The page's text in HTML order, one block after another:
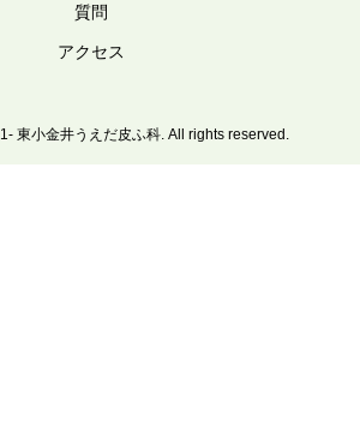
質問
アクセス
東小金井うえだ皮ふ科. All rights reserved.